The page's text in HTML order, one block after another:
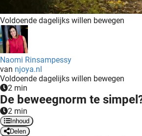
Voldoende dagelijks willen bewegen
Naomi Rinsampessy
van njoya.nl
Voldoende dagelijks willen bewegen
2 min
De beweegnorm te
2 min
Inhoud
Delen